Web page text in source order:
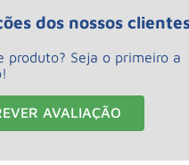
dos nossos
produto? Seja o primeiro a
AVALIAÇÃO